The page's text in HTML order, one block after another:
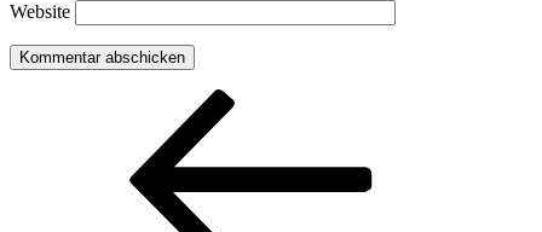
Website
Beitragsnavigation